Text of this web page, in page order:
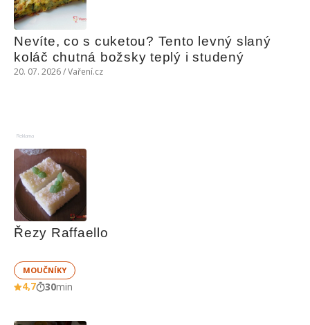
Nevíte, co s cuketou? Tento levný slaný
koláč chutná božsky teplý i studený
20. 07. 2026 / Vaření.cz
Reklama
Řezy Raffaello
MOUČNÍKY
4,7 30min